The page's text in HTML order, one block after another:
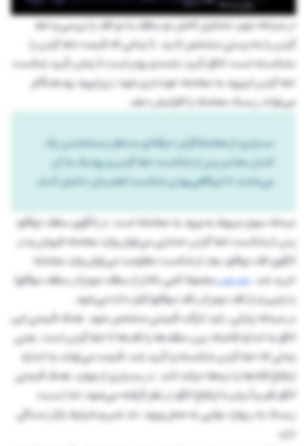
در مرحله دوم، تشکیل کامل دو سقف یا دو کف را بررسی و خط
گردن را به‌درستی مشخص کنید. تا زمانی که قیمت خط گردن را
نشکسته است، الگو تأیید نشده و بهتر است تا زمان تأیید شکست
خط گردن از ورود به معامله خودداری شود؛ زیرا ورود زودهنگام
می‌تواند ریسک معامله را افزایش دهد.
بسیاری از معامله‌گران حرفه‌ای منتظر بسته‌شدن یک
کندل معتبر پس از شکست خط گردن و پولبک به آن
می‌مانند تا از واقعی‌بودن شکست اطمینان حاصل کنند.
مرحله سوم مربوط به ورود به معامله است. در الگوی سقف دوقلو،
پس از شکست خط گردن حمایتی می‌توان وارد معامله فروش و در
الگوی کف دوقلو، بعد از شکست مقاومت می‌توان وارد معامله
خرید شد.حد ضررمعمولا کمی بالاتر از سقف دوم (در سقف دوقلو)
یا پایین‌تر از کف دوم (در کف دوقلو) قرار داده می‌شود.
در مرحله پایانی، باید تارگت قیمتی مشخص شود. هدف قیمتی این
الگو به اندازه فاصله بین سقف‌ها یا کف‌ها تا خط گردن است. یعنی
زمانی که خط گردن شکسته و تأیید شد، قیمت می‌تواند به اندازه
ارتفاع قله‌ها یا دره‌ها حرکت کند. در بسیاری از موارد، هدف قیمتی
الگو تقریباً برابر با ارتفاع الگو در نظر گرفته می‌شود، اما نسبت
ریسک به ریوارد نهایی به محل ورود، حد ضرر و شرایط بازار بستگی
دارد.